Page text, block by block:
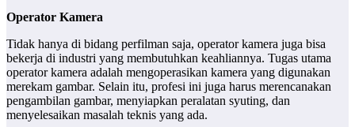
Operator Kamera
Tidak hanya di bidang perfilman saja, operator kamera juga bisa
bekerja di industri yang membutuhkan keahliannya. Tugas utama
operator kamera adalah mengoperasikan kamera yang digunakan
merekam gambar. Selain itu, profesi ini juga harus merencanakan
pengambilan gambar, menyiapkan peralatan syuting, dan
menyelesaikan masalah teknis yang ada.